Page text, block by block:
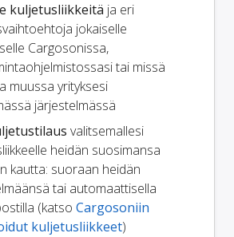
kuljetusliikkeitä ja eri
jokaiselle
Cargosonissa,
tai missä
muussa yrityksesi
järjestelmässä
valitsemallesi
heidän suosimansa
kautta: suoraan heidän
tai automaattisella
(katso Cargosoniin
kuljetusliikkeet)